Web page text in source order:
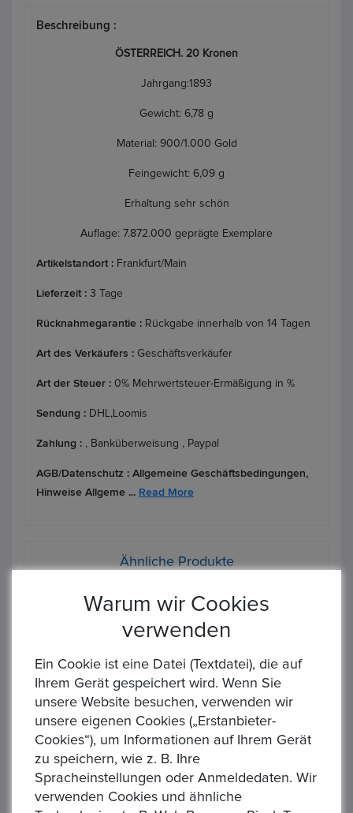
Beschreibung :
ÖSTERREICH. 20 Kronen
Jahrgang:1893
Gewicht: 6,78 g
Material: 900/1.000 Gold
Feingewicht: 6,09 g
Erhaltung sehr schön
Auflage: 7.872.000 geprägte Exemplare
Artikelstandort : Frankfurt/Main
Lieferzeit : 3 Tage
Rücknahmegarantie : Rückgabe innerhalb von 14 Tagen
Art des Verkäufers : Geschäftsverkäufer
Art der Steuer : 0% Mehrwertsteuer-Ermäßigung in %
Sendung : DHL,Loomis
Zahlung : , Banküberweisung , Paypal
AGB/Datenschutz : Allgemeine Geschäftsbedingungen,
Hinweise Allgeme ... Read More
Ähnliche Produkte
Startpreis : 1,00 €
‹ ›
Warum wir Cookies
verwenden
Ein Cookie ist eine Datei (Textdatei), die auf
Ihrem Gerät gespeichert wird. Wenn Sie
unsere Website besuchen, verwenden wir
unsere eigenen Cookies („Erstanbieter-
Cookies“), um Informationen auf Ihrem Gerät
zu speichern, wie z. B. Ihre
Spracheinstellungen oder Anmeldedaten. Wir
verwenden Cookies und ähnliche